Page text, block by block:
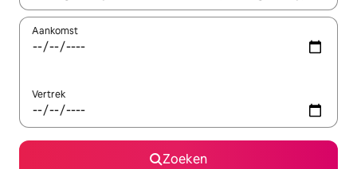
Aankomst
Vertrek
Zoeken